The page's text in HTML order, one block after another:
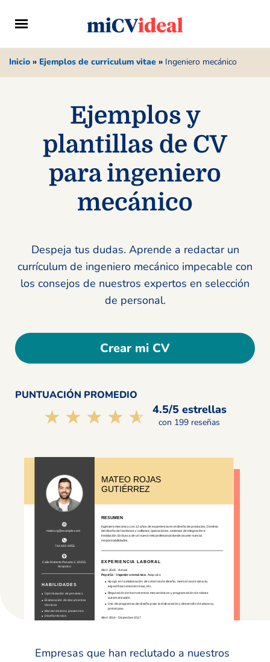
Inicio » Ejemplos de curriculum vitae » Ingeniero mecánico
Ejemplos y
plantillas de CV
para ingeniero
mecánico
Despeja tus dudas. Aprende a redactar un
currículum de ingeniero mecánico impecable con
los consejos de nuestros expertos en selección
de personal.
Crear mi CV
PUNTUACIÓN PROMEDIO
☆☆☆☆☆
★★★★★ 4.5/5 estrellas
con 199 reseñas
Empresas que han reclutado a nuestros